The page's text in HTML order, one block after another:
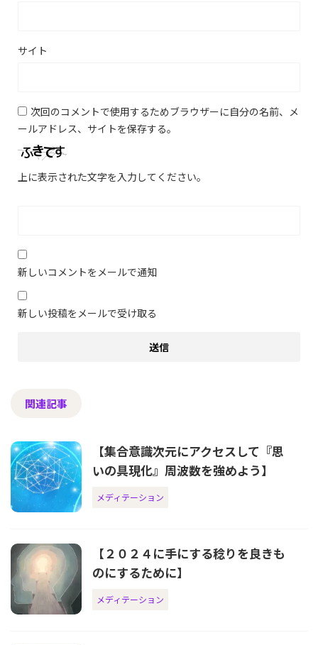
サイト
次回のコメントで使用するためブラウザーに自分の名前、メ
ールアドレス、サイトを保存する。
上に表示された文字を入力してください。
新しいコメントをメールで通知
新しい投稿をメールで受け取る
関連記事
【集合意識次元にアクセスして『思
いの具現化』周波数を強めよう】
メディテーション
【２０２４に手にする稔りを良きも
のにするために】
メディテーション